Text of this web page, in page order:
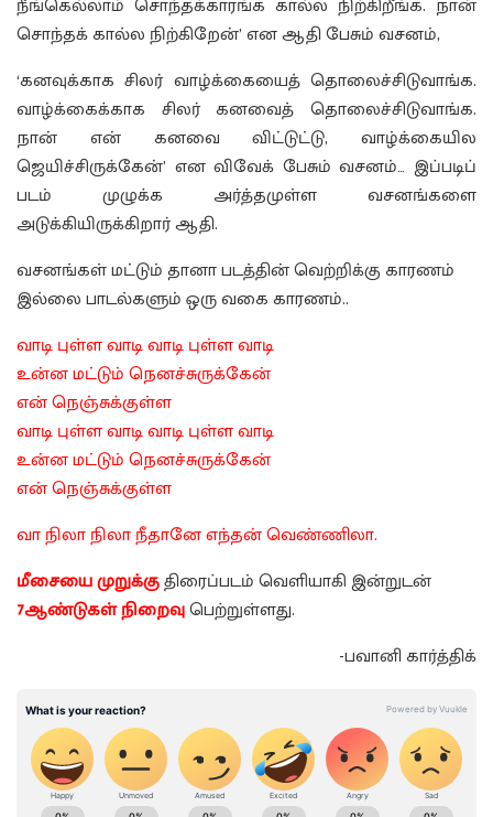
நீங்கெல்லாம் சொந்தக்காரங்க கால்ல நிற்கிறீங்க. நான்
சொந்தக் கால்ல நிற்கிறேன்’ என ஆதி பேசும் வசனம்,
‘கனவுக்காக சிலர் வாழ்க்கையைத் தொலைச்சிடுவாங்க.
வாழ்க்கைக்காக சிலர் கனவைத் தொலைச்சிடுவாங்க.
நான் என் கனவை விட்டுட்டு, வாழ்க்கையில
ஜெயிச்சிருக்கேன்’ என விவேக் பேசும் வசனம்… இப்படிப்
படம் முழுக்க அர்த்தமுள்ள வசனங்களை
அடுக்கியிருக்கிறார் ஆதி.​
வசனங்கள் மட்டும் தானா படத்தின் வெற்றிக்கு காரணம்
இல்லை பாடல்களும் ஒரு வகை காரணம்..
வாடி புள்ள வாடி வாடி புள்ள வாடி
உன்ன மட்டும் நெனச்சுருக்கேன்
என் நெஞ்சுக்குள்ள
வாடி புள்ள வாடி வாடி புள்ள வாடி
உன்ன மட்டும் நெனச்சுருக்கேன்
என் நெஞ்சுக்குள்ள
வா நிலா நிலா நீதானே எந்தன் வெண்ணிலா.
மீசையை முறுக்குதிரைப்படம் வெளியாகி இன்றுடன்
7ஆண்டுகள் நிறைவுபெற்றுள்ளது.
-பவானி கார்த்திக்